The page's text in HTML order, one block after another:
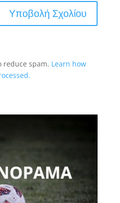
reduce spam. Learn how